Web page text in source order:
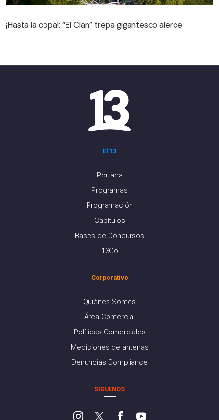
¡Hasta la copa!: “El Clan” trepa gigantesco alerce
El 13
Portada
Programas
Programación
Capítulos
Bases de Concursos
13Go
Corporativo
Quiénes Somos
Área Comercial
Políticas Comerciales
Mediciones de antenas
Denuncias Compliance
SÍGUENOS